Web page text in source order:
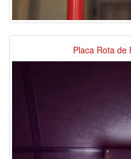
Placa Rota de